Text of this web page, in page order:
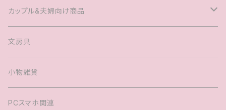
Tシャツ
キャップ
ヘアアクセサリー
バック
カップル&夫婦向け商品
マグカップル®️
婚姻届
文房具
小物雑貨
PCスマホ関連